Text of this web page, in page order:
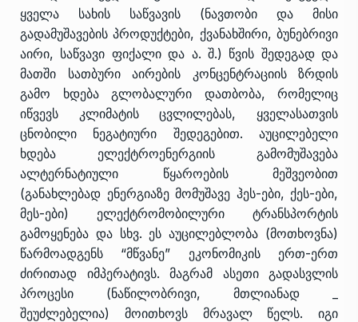
ყველა სახის საწვავის (ნავთობი და მისი
გადამუშავების პროდუქტები, ქვანახშირი, ბუნებრივი
აირი, საწვავი ფიქალი და ა. შ.) წვის შედეგად და
მათში სათბური აირების კონცენტრაციის ზრდის
გამო ხდება გლობალური დათბობა, რომელიც
იწვევს კლიმატის ცვლილებას, ყველასათვის
ცნობილი ნეგატიური შედეგებით. აუცილებელი
ხდება ელექტროენერგიის გამომუშავება
ალტერნატიული წყაროების მეშვეობით
(განახლებად ენერგიაზე მომუშავე ჰეს-ები, ქეს-ები,
მეს-ები) ელექტრომობილური ტრანსპორტის
გამოყენება და სხვ. ეს აუცილებლობა (მოთხოვნა)
წარმოადგენს “მწვანე” ეკონომიკის ერთ-ერთ
ძირითად იმპერატივს. მაგრამ ასეთი გადასვლის
პროცესი (ნაწილობრივი, მთლიანად _
შეუძლებელია) მოითხოვს მრავალ წელს. იგი